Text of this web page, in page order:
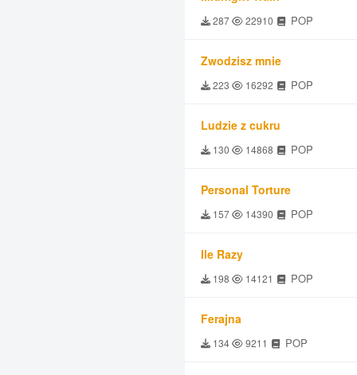
287 22910 POP
Zwodzisz mnie
223 16292 POP
Ludzie z cukru
130 14868 POP
Personal Torture
157 14390 POP
Ile Razy
198 14121 POP
Ferajna
134 9211 POP